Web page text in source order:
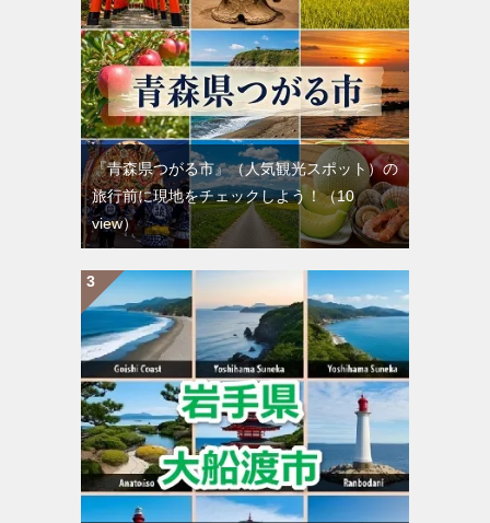
『青森県つがる市』（人気観光スポット）の
旅行前に現地をチェックしよう！（10
view）